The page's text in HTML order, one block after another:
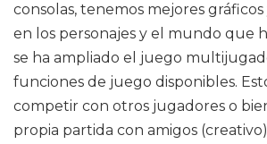
consolas, tenemos mejores
en los personajes y el mundo que
se ha ampliado el juego
funciones de juego disponibles.
competir con otros jugadores o
propia partida con amigos